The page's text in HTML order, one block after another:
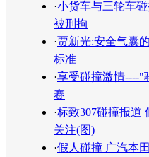
·小货车与三轮车
被刑拘
·贾新光:安全气囊
标准
·享受碰撞激情----"
赛
·标致307碰撞报道
关注(图)
·假人碰撞 广汽本